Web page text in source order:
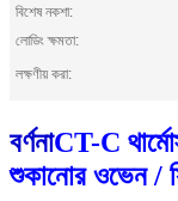
বিশেষ নকশা:
লোডিং ক্ষমতা:
লক্ষণীয় করা:
বর্ণনাCT-C
শুকানোর ওভেন /